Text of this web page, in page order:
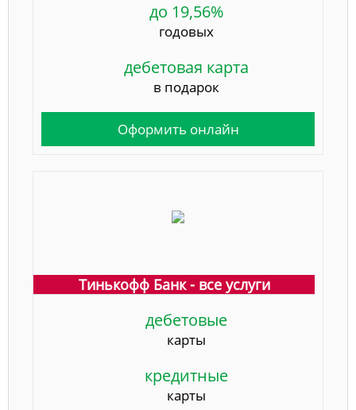
до 19,56%
годовых
дебетовая карта
в подарок
Оформить онлайн
Тинькофф Банк - все услуги
дебетовые
карты
кредитные
карты